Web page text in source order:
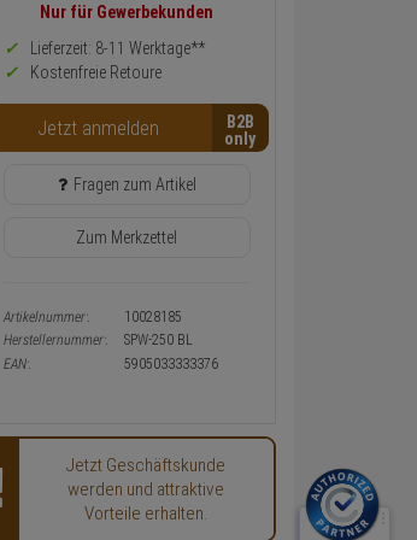
Verfügbakeit
und
Warenkorb-
oder
Konfigurieren-
Button
Nur für Gewerbekunden
Lieferzeit: 8-11 Werktage**
Kostenfreie Retoure
Jetzt anmelden B2B
Fragen zum Artikel
Zum Merkzettel
Artikelnummer:
10028185
Herstellernummer:
SPW-250 BL
EAN:
5905033333376
Jetzt Geschäftskunde
werden und attraktive
Vorteile erhalten.